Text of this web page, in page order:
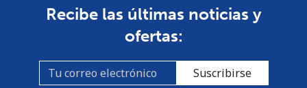
Recibe las últimas noticias y
ofertas:
Suscribirse